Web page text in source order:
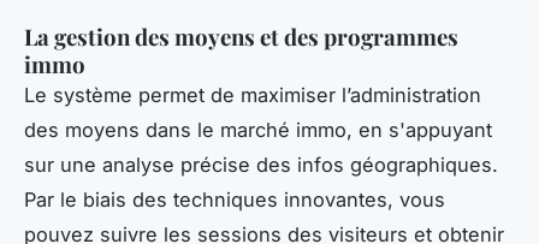
La gestion des moyens et des programmes
immo
Le système permet de maximiser l’administration
des moyens dans le marché immo, en s'appuyant
sur une analyse précise des infos géographiques.
Par le biais des techniques innovantes, vous
pouvez suivre les sessions des visiteurs et obtenir